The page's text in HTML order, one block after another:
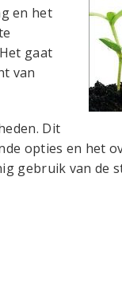
en het
gaat
van
Dit
opties en het
gebruik van de